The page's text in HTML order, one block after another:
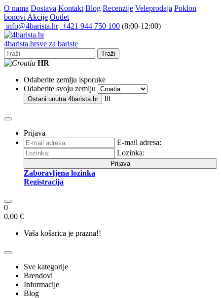
O nama Dostava Kontakt Blog Recenzije Veleprodaja Poklon
bonovi Akcije Outlet
info@4barista.hr +421 944 750 100 (8:00-12:00)
4barista.hrsve za bariste
Traži
HR
Odaberite zemlju isporuke
Odaberite svoju zemlju
Ostani unutra 4barista.hr Ili
Prijava
E-mail adresa:
Lozinka:
Prijava
Zaboravljena lozinka
Registracija
0
0,00 €
Vaša košarica je prazna!!
Sve kategorije
Brendovi
Informacije
Blog